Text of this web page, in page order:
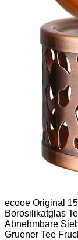
ecooe Original
Borosilikatglas
Abnehmbare
Gruener Tee